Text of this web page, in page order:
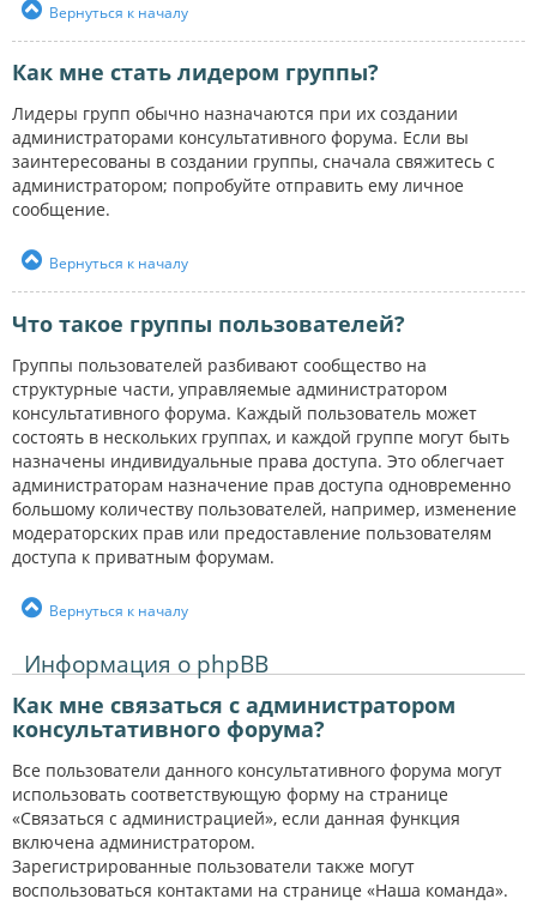
Вернуться к началу
Как мне стать лидером группы?
Лидеры групп обычно назначаются при их создании
администраторами консультативного форума. Если вы
заинтересованы в создании группы, сначала свяжитесь с
администратором; попробуйте отправить ему личное
сообщение.
Вернуться к началу
Что такое группы пользователей?
Группы пользователей разбивают сообщество на
структурные части, управляемые администратором
консультативного форума. Каждый пользователь может
состоять в нескольких группах, и каждой группе могут быть
назначены индивидуальные права доступа. Это облегчает
администраторам назначение прав доступа одновременно
большому количеству пользователей, например, изменение
модераторских прав или предоставление пользователям
доступа к приватным форумам.
Вернуться к началу
Информация о phpBB
Как мне связаться с администратором
консультативного форума?
Все пользователи данного консультативного форума могут
использовать соответствующую форму на странице
«Связаться с администрацией», если данная функция
включена администратором.
Зарегистрированные пользователи также могут
воспользоваться контактами на странице «Наша команда».